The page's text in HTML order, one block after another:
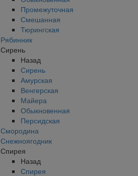
Промежуточная
Смешанная
Тюрингская
Рябинник
Сирень
Назад
Сирень
Амурская
Венгерская
Майера
Обыкновенная
Персидская
Смородина
Снежноягодник
Спирея
Назад
Спирея